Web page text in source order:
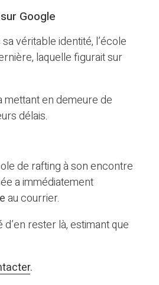
Google
véritable identité, l’école
laquelle figurait sur
mettant en demeure de
délais.
de rafting à son encontre
a immédiatement
au courrier.
rester là, estimant que
.